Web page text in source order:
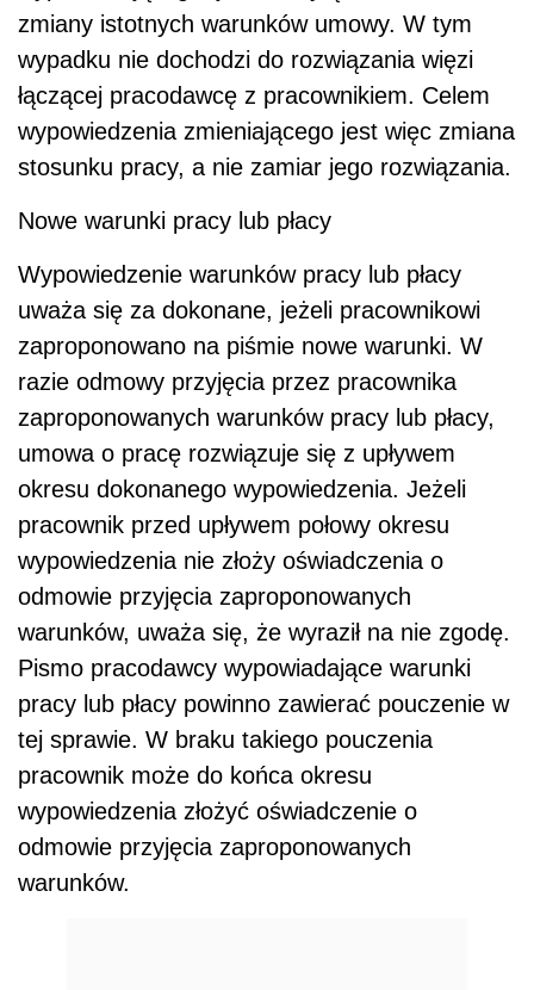
zmiany istotnych warunków umowy. W tym
wypadku nie dochodzi do rozwiązania więzi
łączącej pracodawcę z pracownikiem. Celem
wypowiedzenia zmieniającego jest więc zmiana
stosunku pracy, a nie zamiar jego rozwiązania.
Nowe warunki pracy lub płacy
Wypowiedzenie warunków pracy lub płacy
uważa się za dokonane, jeżeli pracownikowi
zaproponowano na piśmie nowe warunki. W
razie odmowy przyjęcia przez pracownika
zaproponowanych warunków pracy lub płacy,
umowa o pracę rozwiązuje się z upływem
okresu dokonanego wypowiedzenia. Jeżeli
pracownik przed upływem połowy okresu
wypowiedzenia nie złoży oświadczenia o
odmowie przyjęcia zaproponowanych
warunków, uważa się, że wyraził na nie zgodę.
Pismo pracodawcy wypowiadające warunki
pracy lub płacy powinno zawierać pouczenie w
tej sprawie. W braku takiego pouczenia
pracownik może do końca okresu
wypowiedzenia złożyć oświadczenie o
odmowie przyjęcia zaproponowanych
warunków.